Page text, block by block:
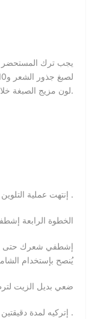
لون مزيج الصبغة خلال هذه المدة.
إنتهت عملية التلوين .
الخطوة الرابعة
يُنصح بإستخدام
- ضعي بديل الزيت
- إتركيه لمدة دقيقتين وإشطفيه مرة اخرى .